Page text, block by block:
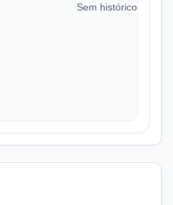
Sem histórico de